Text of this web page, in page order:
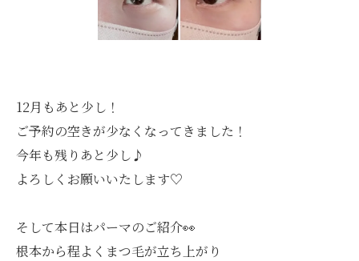
12月もあと少し！
ご予約の空きが少なくなってきました！
今年も残りあと少し♪
よろしくお願いいたします♡
そして本日はパーマのご紹介👀
根本から程よくまつ毛が立ち上がり